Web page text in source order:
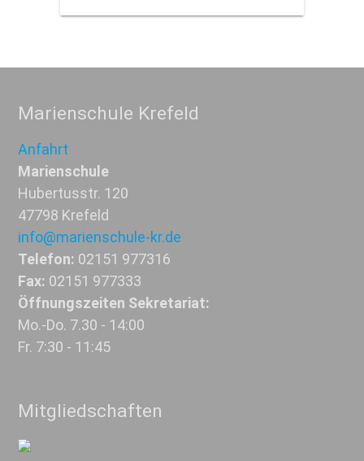
Marienschule Krefeld
Anfahrt
Marienschule
Hubertusstr. 120
47798 Krefeld
info@marienschule-kr.de
Telefon: 02151 977316
Fax: 02151 977333
Öffnungszeiten Sekretariat:
Mo.-Do. 7.30 - 14:00
Fr. 7:30 - 11:45
Mitgliedschaften